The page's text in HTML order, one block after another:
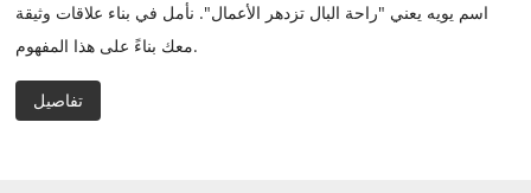
اسم يويه يعني "راحة البال تزدهر الأعمال". نأمل في بناء علاقات وثيقة
معك بناءً على هذا المفهوم.
تفاصيل